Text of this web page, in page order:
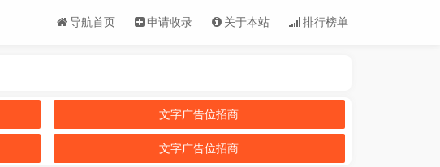
导航首页 申请收录 关于本站 排行榜单
文字广告位招商
文字广告位招商